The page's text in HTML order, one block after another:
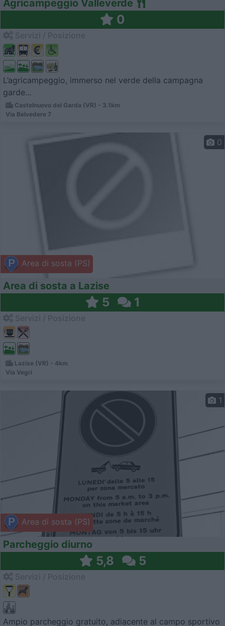
Agricampeggio Valleverde
0
L’agricampeggio, immerso nel verde della campagna
garde...
Castelnuovo del Garda (VR) - 3.1km
Via Belvedere 7
Area di sosta (PS)
0
Area di sosta a Lazise
5 1
Lazise (VR) - 4km
Via Vegri
Area di sosta (PS)
1
Parcheggio diurno
5,8 5
Ampio parcheggio gratuito, adiacente al campo sportivo